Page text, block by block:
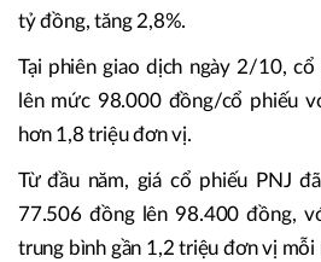
tỷ đồng, tăng 2,8%.
Tại phiên giao dịch ngày 2/10, cổ
lên mức 98.000 đồng/cổ phiếu
hơn 1,8 triệu đơn vị.
Từ đầu năm, giá cổ phiếu PNJ
77.506 đồng lên 98.400 đồng,
trung bình gần 1,2 triệu đơn vị mỗi